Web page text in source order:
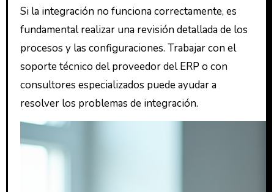
Si la integración no funciona correctamente, es
fundamental realizar una revisión detallada de los
procesos y las configuraciones. Trabajar con el
soporte técnico del proveedor del ERP o con
consultores especializados puede ayudar a
resolver los problemas de integración.